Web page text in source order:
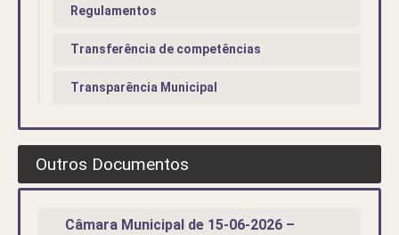
Regulamentos
Transferência de competências
Transparência Municipal
Outros Documentos
Câmara Municipal de 15-06-2026 –